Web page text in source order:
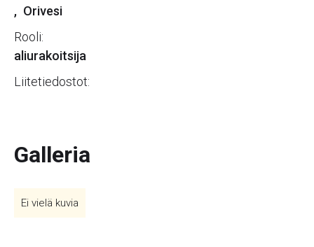
, Orivesi
Rooli:
aliurakoitsija
Liitetiedostot:
Galleria
Ei vielä kuvia